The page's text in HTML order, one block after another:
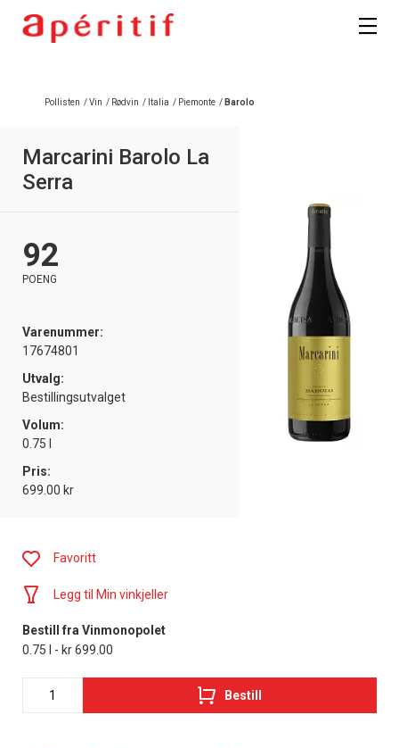
Pollisten /Vin / Rødvin / Italia / Piemonte / Barolo
Marcarini Barolo La
Serra
92
POENG
Varenummer:
17674801
Utvalg:
Bestillingsutvalget
Volum:
0.75 l
Pris:
699.00 kr
Favoritt
Legg til Min vinkjeller
Bestill fra Vinmonopolet
0.75 l - kr 699.00
Bestill